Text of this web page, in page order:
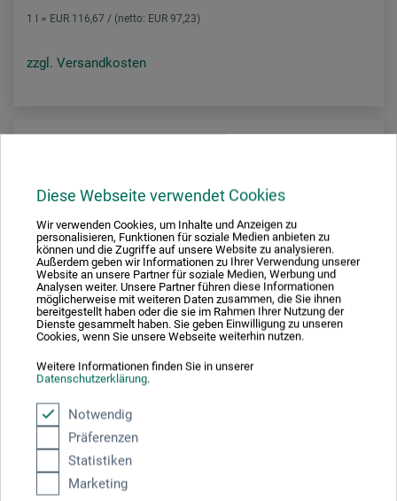
Diese Webseite verwendet Cookies
Wir verwenden Cookies, um Inhalte und Anzeigen zu
personalisieren, Funktionen für soziale Medien anbieten zu
können und die Zugriffe auf unsere Website zu analysieren.
Außerdem geben wir Informationen zu Ihrer Verwendung unserer
Website an unsere Partner für soziale Medien, Werbung und
Analysen weiter. Unsere Partner führen diese Informationen
möglicherweise mit weiteren Daten zusammen, die Sie ihnen
bereitgestellt haben oder die sie im Rahmen Ihrer Nutzung der
Dienste gesammelt haben. Sie geben Einwilligung zu unseren
Cookies, wenn Sie unsere Webseite weiterhin nutzen.
Weitere Informationen finden Sie in unserer
Datenschutzerklärung.
Notwendig
Präferenzen
Statistiken
Marketing
1 l = EUR 116,67 / (netto: EUR 97,23)
zzgl. Versandkosten
Lefranc & Bourgeois
Nan-King Chinatusche